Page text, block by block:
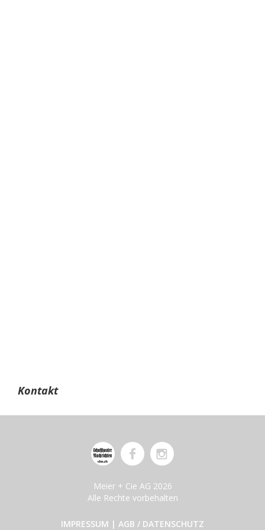
Kontakt
Meier + Cie AG 2026
Alle Rechte vorbehalten
IMPRESSUM | AGB / DATENSCHUTZ